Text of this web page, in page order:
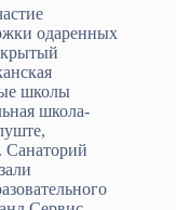
одаренных
школы
школа-
Санаторий